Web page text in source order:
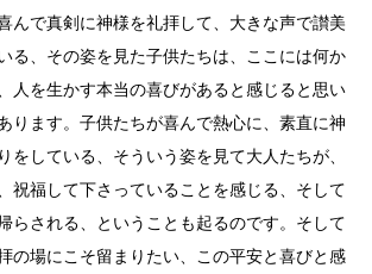
んで真剣に神様を礼拝して、大きな声で讃美
る、その姿を見た子供たちは、ここには何か
人を生かす本当の喜びがあると感じると思い
ります。子供たちが喜んで熱心に、素直に神
をしている、そういう姿を見て大人たちが、
祝福して下さっていることを感じる、そして
らされる、ということも起るのです。そして
の場にこそ留まりたい、この平安と喜びと感